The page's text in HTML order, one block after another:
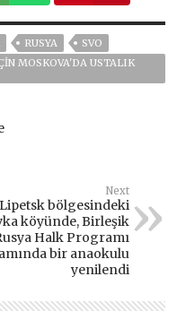
RUSYA
SVO
MOSKOVA'DA USTALIK
Next
Lipetsk bölgesindeki
köyünde, Birleşik
Halk Programı
bir anaokulu
yenilendi